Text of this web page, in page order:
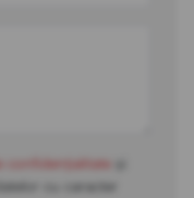
confidențialitate
cu caracter